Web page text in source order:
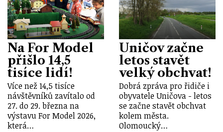
Na For Model
přišlo 14,5
tisíce lidí!
Více než 14,5 tisíce
návštěvníků zavítalo od
27. do 29. března na
výstavu For Model 2026,
která…
Uničov začne
letos stavět
velký obchvat!
Dobrá zpráva pro řidiče i
obyvatele Uničova - letos
se začne stavět obchvat
kolem města.
Olomoucký…